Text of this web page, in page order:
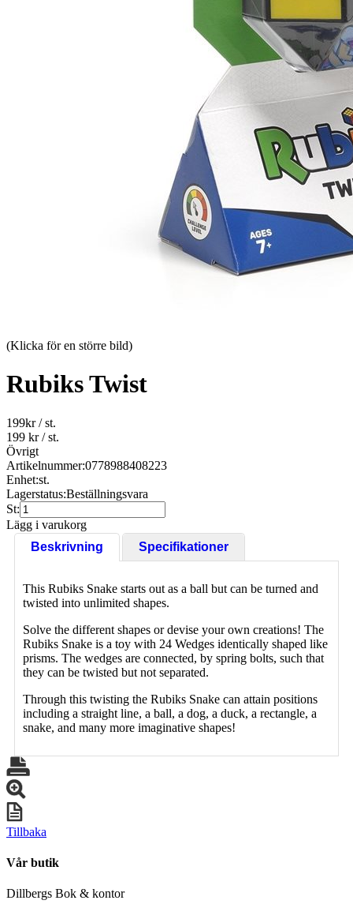
(Klicka för en större bild)
Rubiks Twist
199kr/ st.
199 kr/ st.
Övrigt
Artikelnummer:0778988408223
Enhet:st.
Lagerstatus:Beställningsvara
St:
Lägg i varukorg
Beskrivning
Specifikationer
This Rubiks Snake starts out as a ball but can be turned and
twisted into unlimited shapes.
Solve the different shapes or devise your own creations! The
Rubiks Snake is a toy with 24 Wedges identically shaped like
prisms. The wedges are connected, by spring bolts, such that
they can be twisted but not separated.
Through this twisting the Rubiks Snake can attain positions
including a straight line, a ball, a dog, a duck, a rectangle, a
snake, and many more imaginative shapes!
Tillbaka
Vår butik
Dillbergs Bok & kontor